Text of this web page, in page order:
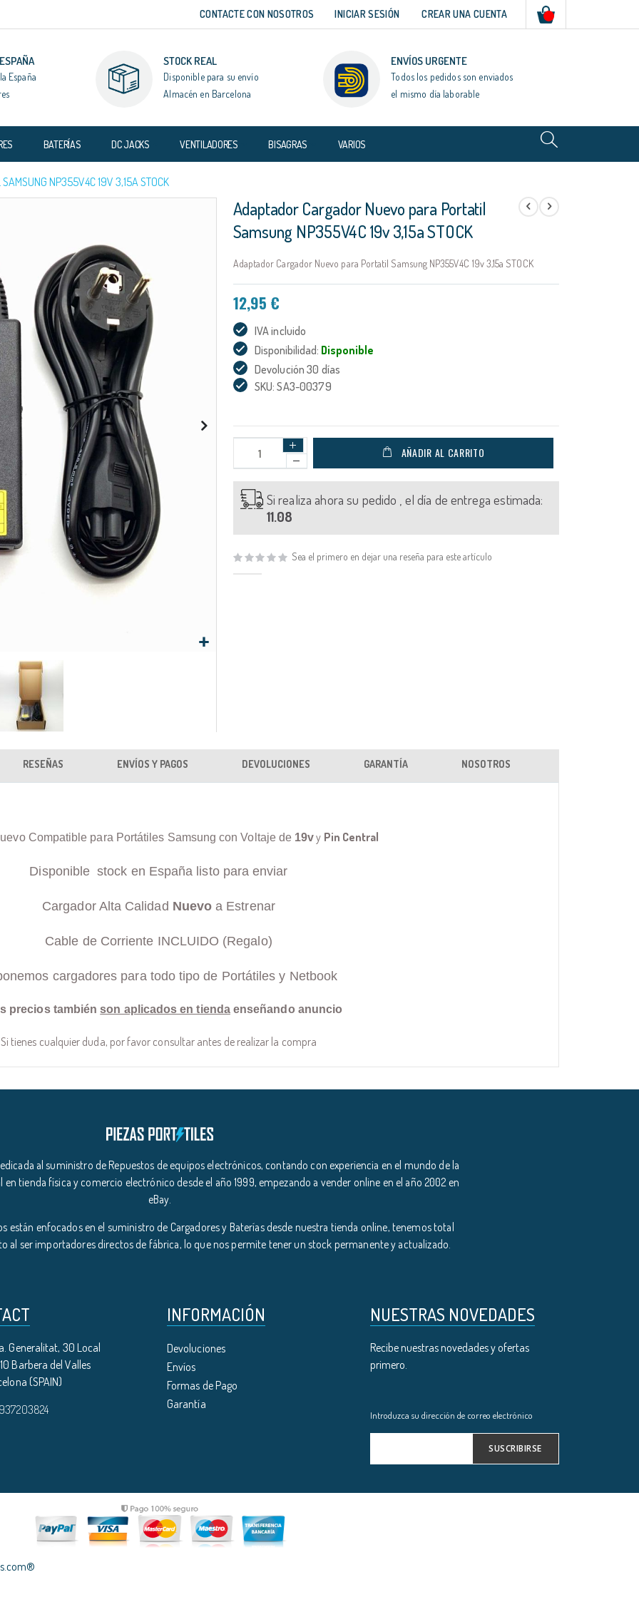
CONTACTE CON NOSOTROS INICIAR SESIÓN CREAR UNA CUENTA
España
STOCK REAL
Disponible para su envío
Almacén en Barcelona
ENVÍOS URGENTE
Todos los pedidos son enviados
el mismo día laborable
BATERÍAS DC JACKS VENTILADORES BISAGRAS VARIOS
NP355V4C 19V 3,15A STOCK
Adaptador Cargador Nuevo para Portatil
Samsung NP355V4C 19v 3,15a STOCK
Adaptador Cargador Nuevo para Portatil Samsung NP355V4C 19v 3,15a STOCK
12,95 €
IVA incluido
Disponibilidad: Disponible
Devolución 30 días
SKU: SA3-00379
AÑADIR AL CARRITO
Si realiza ahora su pedido , el día de entrega estimada:
11.08
Sea el primero en dejar una reseña para este artículo
Compatible para Portátiles Samsung con Voltaje de 19v y Pin Central
Disponible stock en España listo para enviar
Cargador Alta Calidad Nuevo a Estrenar
Cable de Corriente INCLUIDO (Regalo)
cargadores para todo tipo de Portátiles y Netbook
precios también son aplicados en tienda enseñando anuncio
Si tienes cualquier duda, por favor consultar antes de realizar la compra
RESEÑAS ENVÍOS Y PAGOS DEVOLUCIONES GARANTÍA NOSOTROS
al suministro de Repuestos de equipos electrónicos, contando con experiencia en el mundo de la
tienda física y comercio electrónico desde el año 1999, empezando a vender online en el año 2002 en
eBay.
están enfocados en el suministro de Cargadores y Baterías desde nuestra tienda online, tenemos total
al ser importadores directos de fábrica, lo que nos permite tener un stock permanente y actualizado.
Generalitat, 30 Local
Barbera del Valles
(SPAIN)
INFORMACIÓN
Devoluciones
Envíos
Formas de Pago
Garantía
NUESTRAS NOVEDADES
Recibe nuestras novedades y ofertas
primero.
Introduzca su dirección de correo electrónico
SUSCRIBIRSE